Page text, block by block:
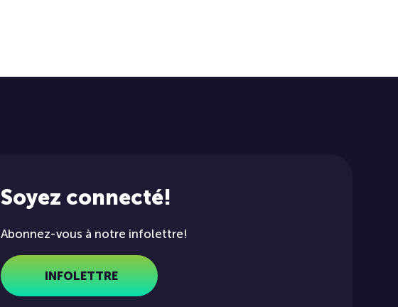
Soyez connecté!
Abonnez-vous à notre infolettre!
INFOLETTRE